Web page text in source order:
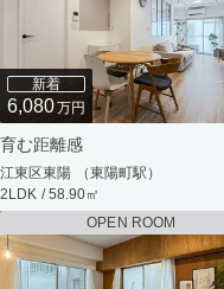
新着
6,080万円
育む距離感
江東区東陽 （東陽町駅）
2LDK / 58.90㎡
OPEN ROOM